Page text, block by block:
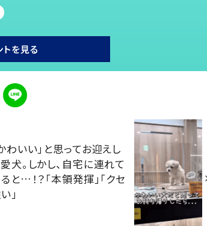
を見る
わいい」と思ってお迎えし
犬。しかし、自宅に連れて
と…！？「本領発揮」「クセ
」